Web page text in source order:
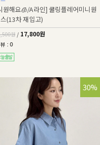
원해요🧊/A라인] 쿨링플레어미니원
(13차 재입고)
원 / 17,800원
: 0
36%
30%